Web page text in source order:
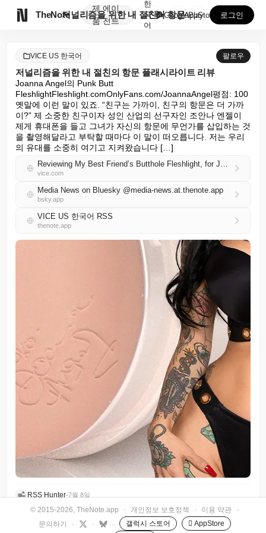
TheNote
제
품
에이
전트
저널리즘을 위한 내 절친의 항문 플래시라이트 리뷰
한
국
어
GooglePlay
AppStore 로그인
VICE US 한국어 팔로우
저널리즘을 위한 내 절친의 항문 플래시라이트 리뷰
Joanna Angel의 Punk Butt
FleshlightFleshlight.comOnlyFans.com/JoannaAngel평점: 100
옛말에 이런 말이 있죠. “친구는 가까이, 친구의 항문은 더 가까
이?” 제 소중한 친구이자 성인 산업의 선구자인 조안나 엔젤이
제게 휴대폰을 들고 그녀가 자신의 항문에 무언가를 삽입하는 것
을 촬영해달라고 부탁할 때마다 이 말이 떠오릅니다. 저는 우리
의 유대를 소중히 여기고 지켜왔습니다 […]
Reviewing My Best Friend’s Butthole Fleshlight, for Journalism
vice.com
Media News on Bluesky @media-news.at.thenote.app
bsky.app
VICE US 한국어 RSS
thenote.app
RSS Hunter•7월 8일
© 2015-2026, TheNote.app · 개인정보 보호정책 · 이용 약관
·
문의하기
· · · 갤럭시 스토어  AppStore